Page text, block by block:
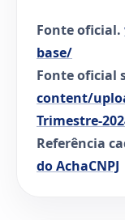
Fonte oficial.
base/
Fonte oficial
content/
Trimestre-
Referência
do AchaCNPJ